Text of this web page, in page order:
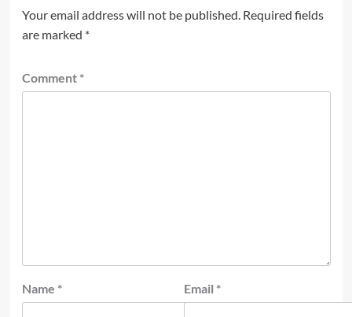
Your email address will not be published. Required fields
are marked *
Comment *
Name * Email *